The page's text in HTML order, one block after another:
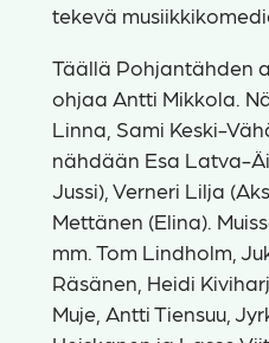
tekevä
Täällä Pohjantähden
ohjaa Antti Mikkola.
Linna, Sami Keski-
nähdään Esa Latva-
Jussi), Verneri Lilja
Mettänen (Elina).
mm. Tom Lindholm,
Räsänen, Heidi
Muje, Antti Tiensuu,